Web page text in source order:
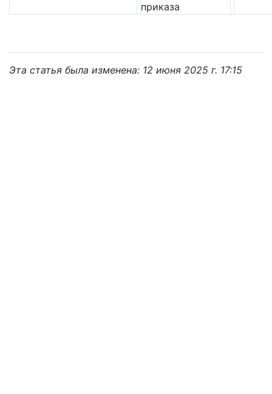
приказа
Эта статья была изменена: 12 июня 2025 г. 17:15